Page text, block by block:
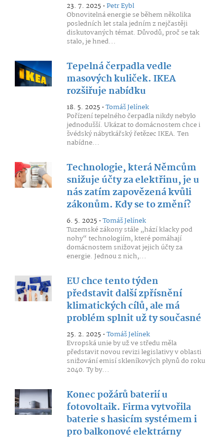
23. 7. 2025 •Petr Eybl
Obnovitelná energie se během několika
posledních let stala jedním z nejčastěji
diskutovaných témat. Důvodů, proč se tak
stalo, je hned...
Tepelná čerpadla vedle
masových kuliček. IKEA
rozšiřuje nabídku
18. 5. 2025 •Tomáš Jelínek
Pořízení tepelného čerpadla nikdy nebylo
jednodušší. Ukázat to domácnostem chce i
švédský nábytkářský řetězec IKEA. Ten
nabídne...
Technologie, která Němcům
snižuje účty za elektřinu, je u
nás zatím zapovězená kvůli
zákonům. Kdy se to změní?
6. 5. 2025 •Tomáš Jelínek
Tuzemské zákony stále „hází klacky pod
nohy“ technologiím, které pomáhají
domácnostem snižovat jejich účty za
energie. Jednou z nich,...
EU chce tento týden
představit další zpřísnění
klimatických cílů, ale má
problém splnit už ty současné
25. 2. 2025 •Tomáš Jelínek
Evropská unie by už ve středu měla
představit novou revizi legislativy v oblasti
snižování emisí skleníkových plynů do roku
2040. Ty by...
Konec požárů baterií u
fotovoltaik. Firma vytvořila
baterie s hasicím systémem i
pro balkonové elektrárny